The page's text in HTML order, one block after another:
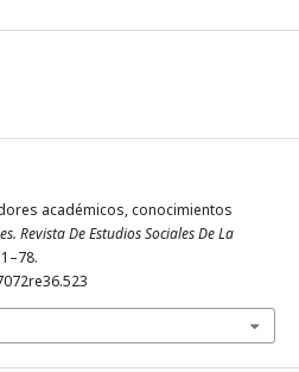
académicos, conocimientos
Revista De Estudios Sociales De La